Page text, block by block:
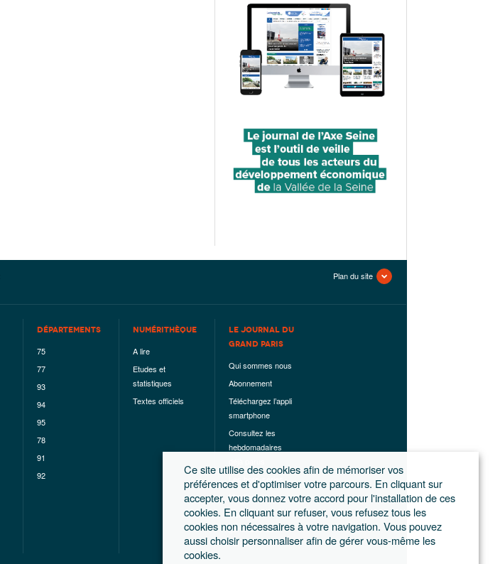
Plan du site
DÉPARTEMENTS
75
77
93
94
95
78
91
92
NUMÉRITHÈQUE
A lire
Etudes et
statistiques
Textes officiels
LE JOURNAL DU
GRAND PARIS
Qui sommes nous
Abonnement
Téléchargez l’appli
smartphone
Consultez les
hebdomadaires
Les hors-séries
Mentions légales
Conditions
générales de
ventes
Ce site utilise des cookies afin de mémoriser vos
préférences et d'optimiser votre parcours. En cliquant sur
accepter, vous donnez votre accord pour l'installation de ces
cookies. En cliquant sur refuser, vous refusez tous les
cookies non nécessaires à votre navigation. Vous pouvez
aussi choisir personnaliser afin de gérer vous-même les
cookies.